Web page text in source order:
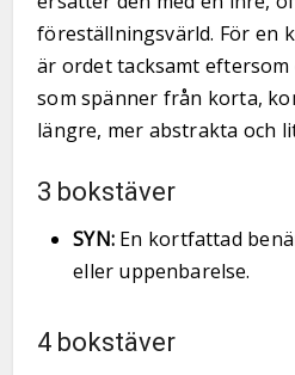
föreställningsvärld. För en
är ordet tacksamt
som spänner från korta,
längre, mer abstrakta och
3 bokstäver
SYN:En kortfattad
eller uppenbarelse.
4 bokstäver